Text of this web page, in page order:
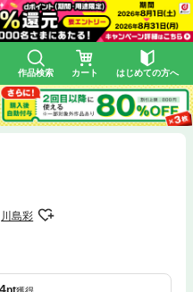
作品検索 カート はじめての方へ
川島彩